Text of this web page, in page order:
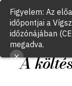
A
Figyelem: Az
időpontjai a
időzónájában
megadva.